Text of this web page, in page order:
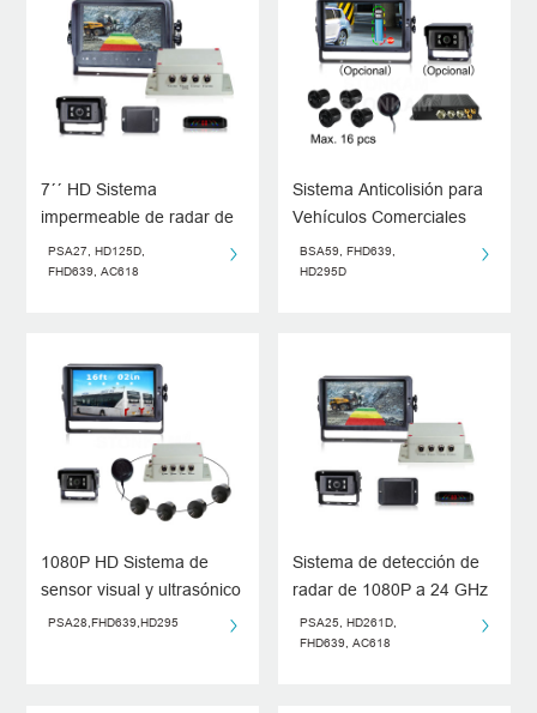
7´´ HD Sistema
impermeable de radar de
detección de ondas
milimétricas
PSA27, HD125D,
FHD639, AC618
Sistema Anticolisión para
Vehículos Comerciales
con Sensor Ultrasónico de
Aparcamiento Digital
BSA59, FHD639,
HD295D
1080P HD Sistema de
sensor visual y ultrasónico
de aparcamiento
PSA28,FHD639,HD295
Sistema de detección de
radar de 1080P a 24 GHz
PSA25, HD261D,
FHD639, AC618